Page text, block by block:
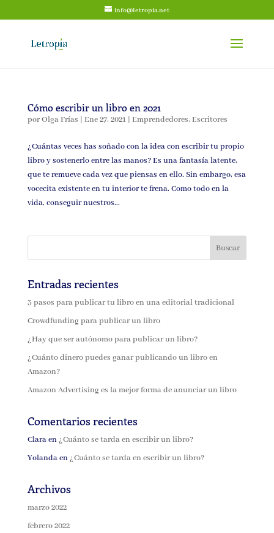
info@letropia.net
Cómo escribir un libro en 2021
porOlga Frías | Ene 27, 2021| Emprendedores, Escritores
¿Cuántas veces has soñado con la idea con escribir tu propio
libro y sostenerlo entre las manos? Es una fantasía latente,
que te remueve cada vez que piensas en ello. Sin embargo, esa
vocecita existente en tu interior te frena. Como todo en la
vida, conseguir nuestros...
Entradas recientes
3 pasos para publicar tu libro en una editorial tradicional
Crowdfunding para publicar un libro
¿Hay que ser autónomo para publicar un libro?
¿Cuánto dinero puedes ganar publicando un libro en
Amazon?
Amazon Advertising es la mejor forma de anunciar un libro
Comentarios recientes
Claraen¿Cuánto se tarda en escribir un libro?
Yolandaen¿Cuánto se tarda en escribir un libro?
Archivos
marzo 2022
febrero 2022